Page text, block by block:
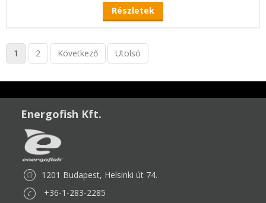
Részletek
1 2 Következő Utolsó
Energofish Kft.
1201 Budapest, Helsinki út 74.
+36-1-283-2285